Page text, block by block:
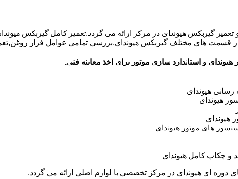
تعمیر گیربکس هیوندای در مرکز ارائه می گردد.تعمیر کامل گیربکس
قسمت های مختلف گیربکس هیوندای,بررسی تمامی عوامل فرار روغن,تعمیر
و استاندارد سازی موتور برای اخذ معاینه فنی.
هیوندای
هیوندای
هیوندای
های موتور هیوندای
و چکاپ کامل هیوندای
ای هیوندای در مرکز تخصصی با لوازم اصلی ارائه می گردد.